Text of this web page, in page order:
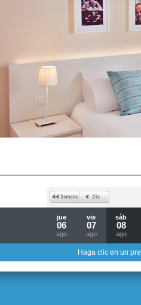
jue
06
ago
vie
07
ago
sáb
08
ago
Haga clic en un